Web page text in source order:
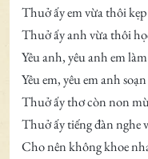
Thuở ấy em vừa thôi
Thuở ấy anh vừa thôi
Yêu anh, yêu anh em
Yêu em, yêu em anh
Thuở ấy thơ còn non
Thuở ấy tiếng đàn nghe
Cho nên không khoe